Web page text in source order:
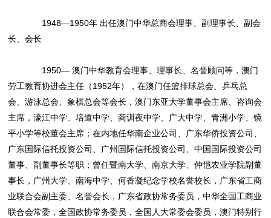
1948—1950年 出任澳门中华总商会理事、副理事长、副会
长、会长
1950— 澳门中华教育会理事、理事长、名誉顾问等，澳门
劳工教育协进会主任（1952年），在澳门任篮排球总会、乒乓总
会、游泳总会、象棋总会等会长，澳门东亚大学董事会主席、咨询会
主席，濠江中学、培道中学、商训夜中学、广大中学、青洲小学、镜
平小学等校董会主席；在内地任华南企业公司、广东华侨投资公司、
广东国际信托投资公司、广州国际信托投资公司、中国国际投资公司
董事、副董事长等职；曾任暨南大学、南京大学、仲恺农业学院副董
事长，广州大学、南海中学、何香凝纪念学校名誉校长，广东省工商
业联合会副主委、名誉会长，广东省政协常务委员，中华全国工商业
联合会常委，全国政协常务委员，全国人大常委会委员，澳门特别行